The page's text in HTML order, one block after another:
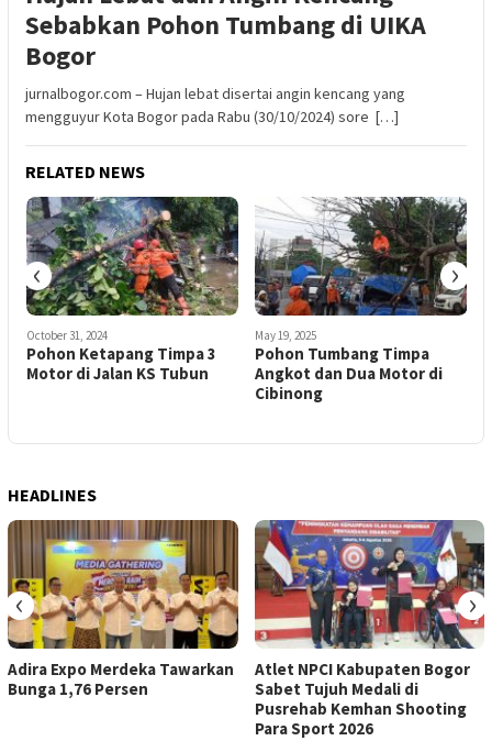
Sebabkan Pohon Tumbang di UIKA
Bogor
jurnalbogor.com – Hujan lebat disertai angin kencang yang
mengguyur Kota Bogor pada Rabu (30/10/2024) sore […]
RELATED NEWS
October 31, 2024
Pohon Ketapang Timpa 3
Motor di Jalan KS Tubun
May 19, 2025
Pohon Tumbang Timpa
Angkot dan Dua Motor di
Cibinong
‹ ›
HEADLINES
Adira Expo Merdeka Tawarkan
Bunga 1,76 Persen
Atlet NPCI Kabupaten Bogor
Sabet Tujuh Medali di
Pusrehab Kemhan Shooting
Para Sport 2026
‹ ›